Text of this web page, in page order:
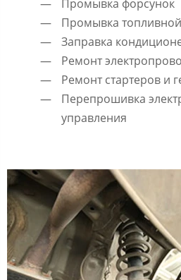
Промывка форсунок
Промывка
Заправка
Ремонт
Ремонт стартеров и
Перепрошивка
управления